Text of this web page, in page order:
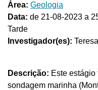
Área: Geologia
Data: de 21-08-2023 a
Tarde
Investigador(es):
Descrição: Este
sondagem marinha